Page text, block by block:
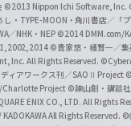
i
c
i
a
l
©2013 Nippon Ichi Software, Inc.
・TYPE-MOON・角川書店／「
／NHK・NEP ©2014 DMM.com/
©貴家悠・橘賢一／集
Inc. All Rights Reserved.
ィアワークス刊／SAOⅡ Project
Project ©諫山創・講談
ENIX CO., LTD. All Rights
All Rights Reserved. ©